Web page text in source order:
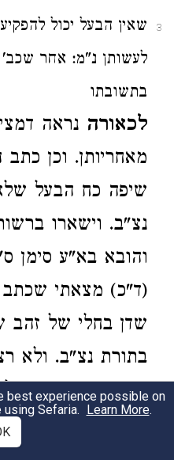
3
שאין הבעל יכול
לעשותן נ"מ: אחר
בתשובתו
לכאורה נראה
מאחריותן. וכן
שיפה כח הבעל
נצ"ב. וישארו
והובא בא"ע סימן
(ד"כ) מצאתי שכתב
שדן בחלי של זהב
בתורת נצ"ב. ולא
תכשיט מיד חמיו.
הנדוניא. שאיני
best experience possible on
using Sefaria. Learn More.